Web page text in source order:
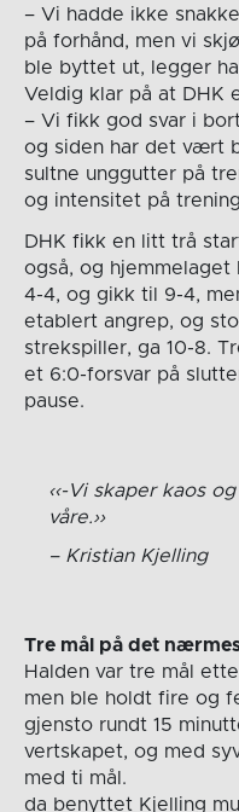
– Vi hadde ikke
på forhånd, men vi
ble byttet ut, legger
Veldig klar på at DHK
– Vi fikk god svar i
og siden har det vært
sultne unggutter på
og intensitet på
DHK fikk en litt trå
også, og hjemmelaget
4-4, og gikk til 9-4,
etablert angrep, og
strekspiller, ga 10-8.
et 6:0-forsvar på
pause.
-Vi skaper kaos
våre.
Kristian Kjelling
Tre mål på det
Halden var tre mål
men ble holdt fire og
gjensto rundt 15
vertskapet, og med
med ti mål.
da benyttet Kjelling